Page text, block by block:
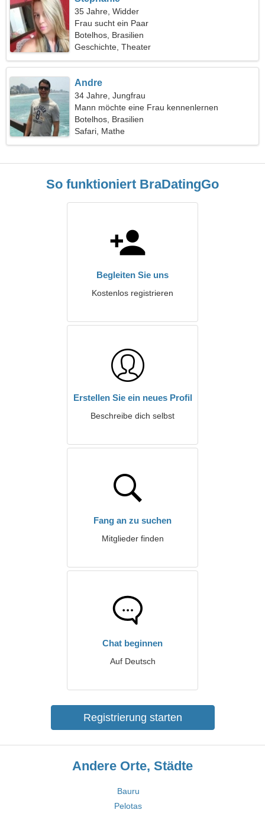
35 Jahre, Widder
Frau sucht ein Paar
Botelhos, Brasilien
Geschichte, Theater
Andre
34 Jahre, Jungfrau
Mann möchte eine Frau kennenlernen
Botelhos, Brasilien
Safari, Mathe
So funktioniert BraDatingGo
Begleiten Sie uns
Kostenlos registrieren
Erstellen Sie ein neues Profil
Beschreibe dich selbst
Fang an zu suchen
Mitglieder finden
Chat beginnen
Auf Deutsch
Registrierung starten
Andere Orte, Städte
Bauru
Pelotas